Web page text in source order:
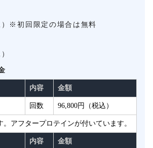
※初回限定の場合は無料
内容 金額
回数 96,800円（税込）
。アフタープロテインが付いています。
内容 金額